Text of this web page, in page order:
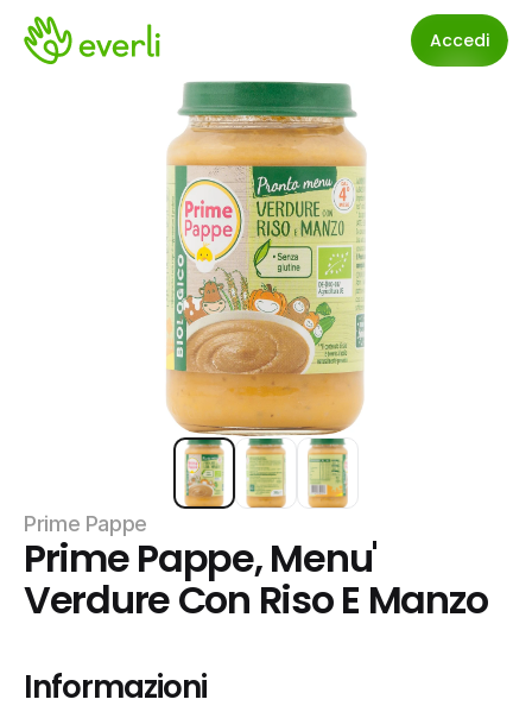
Accedi
Prime Pappe
Prime Pappe, Menu'
Verdure Con Riso E Manzo
Informazioni